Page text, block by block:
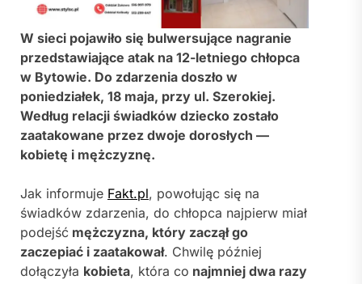
W sieci pojawiło się bulwersujące nagranie
przedstawiające atak na 12-letniego chłopca
w Bytowie. Do zdarzenia doszło w
poniedziałek, 18 maja, przy ul. Szerokiej.
Według relacji świadków dziecko zostało
zaatakowane przez dwoje dorosłych —
kobietę i mężczyznę.
Jak informuje Fakt.pl, powołując się na
świadków zdarzenia, do chłopca najpierw miał
podejść mężczyzna, który zaczął go
zaczepiać i zaatakował. Chwilę później
dołączyła kobieta, która co najmniej dwa razy